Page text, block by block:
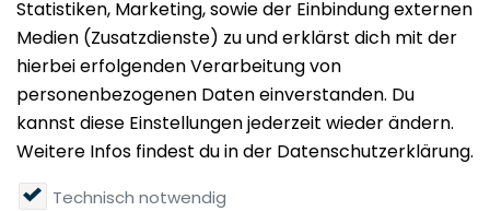
Impressum
Datenschutz
Nutzungsbedingungen
Mieten
Vermieten
Über uns